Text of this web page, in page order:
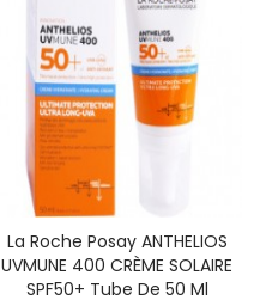
La Roche Posay ANTHELIOS
UVMUNE 400 CRÈME SOLAIRE
SPF50+ Tube De 50 Ml